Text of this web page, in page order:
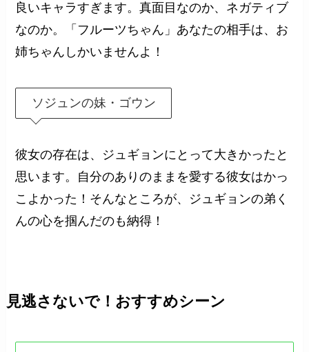
良いキャラすぎます。真面目なのか、ネガティブ
なのか。「フルーツちゃん」あなたの相手は、お
姉ちゃんしかいませんよ！
ソジュンの妹・ゴウン
彼女の存在は、ジュギョンにとって大きかったと
思います。自分のありのままを愛する彼女はかっ
こよかった！そんなところが、ジュギョンの弟く
んの心を掴んだのも納得！
見逃さないで！おすすめシーン